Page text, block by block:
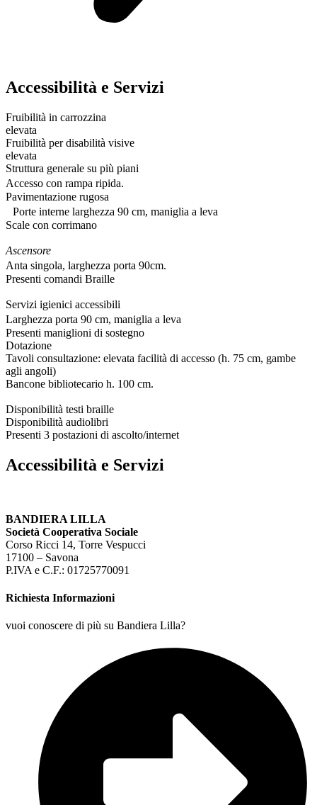
Accessibilità e Servizi
Fruibilità in carrozzina
elevata
Fruibilità per disabilità visive
elevata
Struttura generale su più piani
Accesso con rampa ripida.
Pavimentazione rugosa
Porte interne larghezza 90 cm, maniglia a leva
Scale con corrimano
Ascensore
Anta singola, larghezza porta 90cm.
Presenti comandi Braille
Servizi igienici accessibili
Larghezza porta 90 cm, maniglia a leva
Presenti maniglioni di sostegno
Dotazione
Tavoli consultazione: elevata facilità di accesso (h. 75 cm, gambe
agli angoli)
Bancone bibliotecario h. 100 cm.
Disponibilità testi braille
Disponibilità audiolibri
Presenti 3 postazioni di ascolto/internet
Accessibilità e Servizi
BANDIERA LILLA
Società Cooperativa Sociale
Corso Ricci 14, Torre Vespucci
17100 – Savona
P.IVA e C.F.: 01725770091
Richiesta Informazioni
vuoi conoscere di più su Bandiera Lilla?